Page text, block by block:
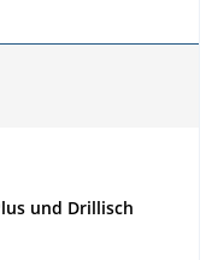
und Drillisch